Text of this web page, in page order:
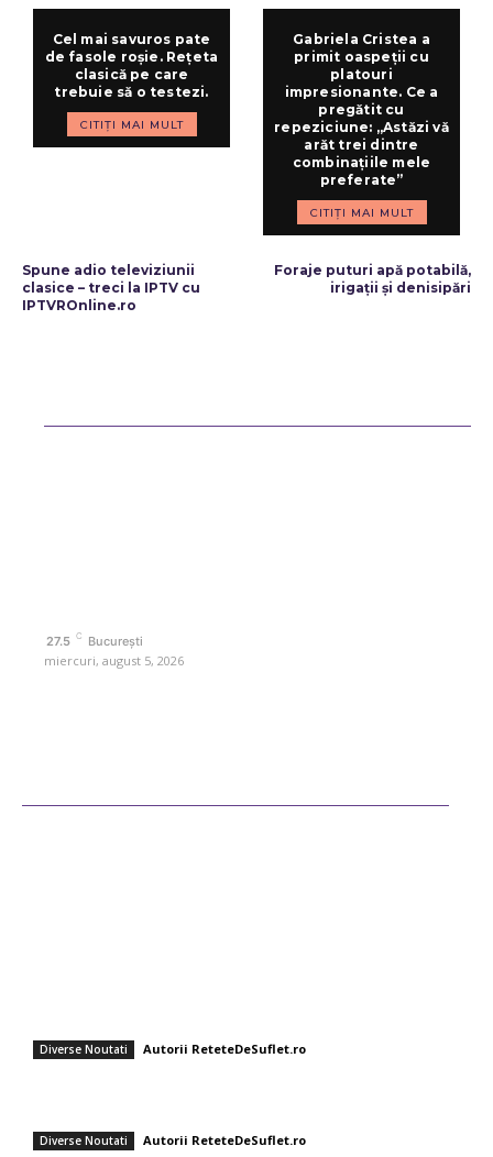
Cel mai savuros pate
de fasole roșie. Rețeta
clasică pe care
trebuie să o testezi.
CITIȚI MAI MULT
Gabriela Cristea a
primit oaspeții cu
platouri
impresionante. Ce a
pregătit cu
repeziciune: „Astăzi vă
arăt trei dintre
combinațiile mele
preferate”
CITIȚI MAI MULT
Spune adio televiziunii
clasice – treci la IPTV cu
IPTVROnline.ro
Foraje puturi apă potabilă,
irigații și denisipări
27.5 C București
miercuri, august 5, 2026
Diverse Noutati
Autorii ReteteDeSuflet.ro
Diverse Noutati
Autorii ReteteDeSuflet.ro